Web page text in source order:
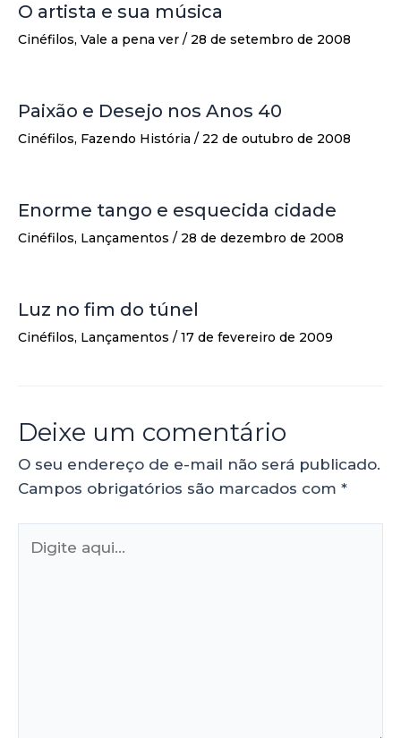
O artista e sua música
Cinéfilos, Vale a pena ver / 28 de setembro de 2008
Paixão e Desejo nos Anos 40
Cinéfilos, Fazendo História / 22 de outubro de 2008
Enorme tango e esquecida cidade
Cinéfilos, Lançamentos / 28 de dezembro de 2008
Luz no fim do túnel
Cinéfilos, Lançamentos / 17 de fevereiro de 2009
Deixe um comentário
O seu endereço de e-mail não será publicado.
Campos obrigatórios são marcados com *